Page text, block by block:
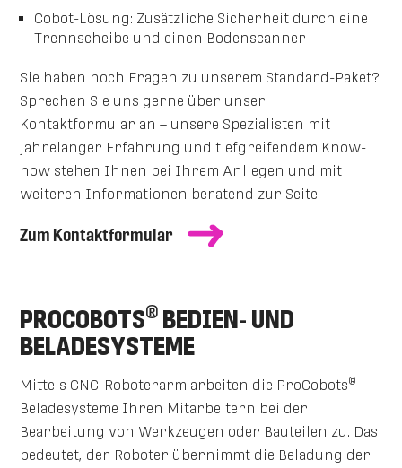
Cobot-Lösung: Zusätzliche Sicherheit durch eine
Trennscheibe und einen Bodenscanner
Sie haben noch Fragen zu unserem Standard-Paket?
Sprechen Sie uns gerne über unser
Kontaktformular an – unsere Spezialisten mit
jahrelanger Erfahrung und tiefgreifendem Know-
how stehen Ihnen bei Ihrem Anliegen und mit
weiteren Informationen beratend zur Seite.
Zum Kontaktformular
PROCOBOTS® BEDIEN- UND
BELADESYSTEME
Mittels CNC-Roboterarm arbeiten die ProCobots®
Beladesysteme Ihren Mitarbeitern bei der
Bearbeitung von Werkzeugen oder Bauteilen zu. Das
bedeutet, der Roboter übernimmt die Beladung der